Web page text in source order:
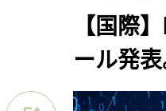
【国際
ール発